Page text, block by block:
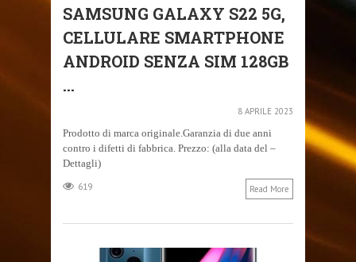
SAMSUNG GALAXY S22 5G,
CELLULARE SMARTPHONE
ANDROID SENZA SIM 128GB
...
8 APRILE 2023
Prodotto di marca originale.Garanzia di due anni
contro i difetti di fabbrica. Prezzo: (alla data del –
Dettagli)
619 Read More